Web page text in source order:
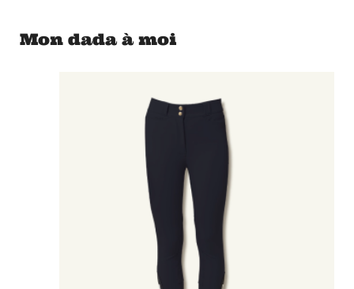
Mon dada à moi